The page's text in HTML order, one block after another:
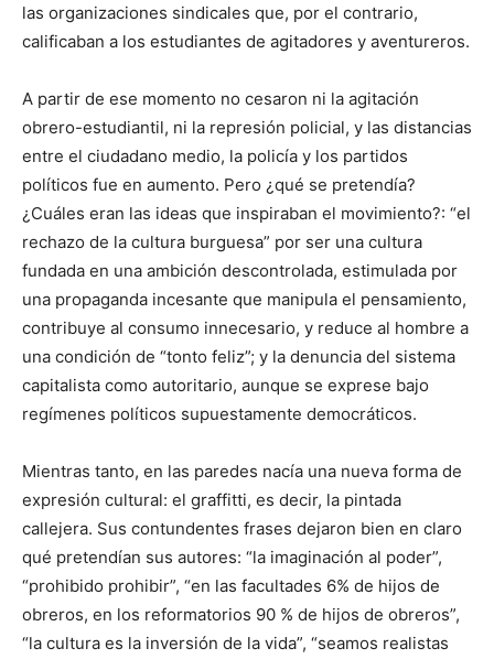
las organizaciones sindicales que, por el contrario,
calificaban a los estudiantes de agitadores y aventureros.
A partir de ese momento no cesaron ni la agitación
obrero-estudiantil, ni la represión policial, y las distancias
entre el ciudadano medio, la policía y los partidos
políticos fue en aumento. Pero ¿qué se pretendía?
¿Cuáles eran las ideas que inspiraban el movimiento?: “el
rechazo de la cultura burguesa” por ser una cultura
fundada en una ambición descontrolada, estimulada por
una propaganda incesante que manipula el pensamiento,
contribuye al consumo innecesario, y reduce al hombre a
una condición de “tonto feliz”; y la denuncia del sistema
capitalista como autoritario, aunque se exprese bajo
regímenes políticos supuestamente democráticos.
Mientras tanto, en las paredes nacía una nueva forma de
expresión cultural: el graffitti, es decir, la pintada
callejera. Sus contundentes frases dejaron bien en claro
qué pretendían sus autores: “la imaginación al poder”,
“prohibido prohibir”, “en las facultades 6% de hijos de
obreros, en los reformatorios 90 % de hijos de obreros”,
“la cultura es la inversión de la vida”, “seamos realistas